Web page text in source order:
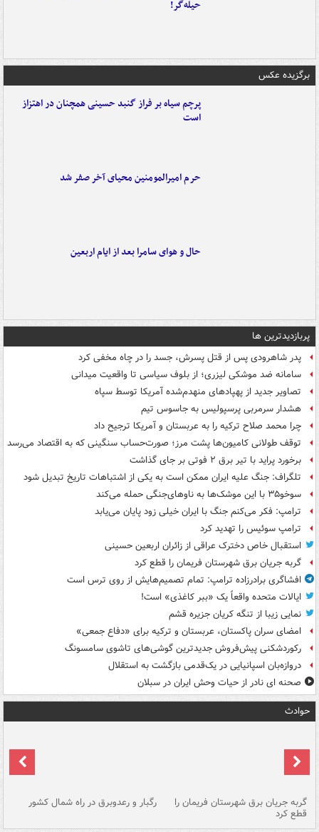
حیله‌گر!
برگزیده عکس
پرچم سیاه بر فراز گنبد حسینی همچنان در اهتزاز
است
حرم امیرالمومنین محیای آخر صفر شد
حال و هوای سامرا بعد از ایام اربعین
پربازدیدترین ها
پدر شاهرودی پس از قتل پسرش، جسد را در چاه مخفی کرد
سامانه ضد موشکی لیزری؛ از بلوف سیاسی تا واقعیت میدانی
تصاویر جدید از پهپادهای منهدم‌شده آمریکا توسط سپاه
هشدار سرمربی پرسپولیس به جاسوس تیم
چرا محمد صلاح ترکیه را به عربستان و آمریکا ترجیح داد
توقف طولانی کامیون‌ها پشت مرز؛ صورت‌حساب سنگینی که به اقتصاد می‌رسد
برخورد پراید با تیر برق ۲ فوتی بر جای گذاشت
تلگراف: جنگ علیه ایران ممکن است به یکی از اشتباهات تاریخ تبدیل شود
سوخو۳۵ با این موشک‌ها به ناوهای‌جنگی حمله می‌کند
ترامپ: فکر می‌کنم جنگ با ایران خیلی زود پایان می‌یابد
ترامپ سوئیس را تهدید کرد
استقبال خاص دخترک عراقی از زائران اربعین حسینی
گربه جریان برق شهرستان فریمان را قطع کرد
افشاگری برادرزاده ترامپ: تمام تصمیم‌هایش از روی ترس است
ایالات متحده واقعاً یک «ببر کاغذی» است!
نمایی زیبا از تنگه کریان جزیره قشم
امضای سران پاکستان، عربستان و ترکیه برای «دفاع جمعی»
رکوردشکنی پیش‌فروش جدیدترین گوشی‌های تاشوی سامسونگ
دروازه‌بان اسپانیایی در یک‌قدمی بازگشت به استقلال
صحنه ای نادر از حیات وحش ایران در سبلان
حوادث
گربه جریان برق شهرستان فریمان را
قطع کرد
رگبار و رعدوبرق در راه شمال کشور